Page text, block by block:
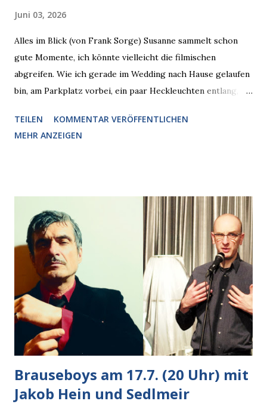
Juni 03, 2026
Alles im Blick (von Frank Sorge) Susanne sammelt schon
gute Momente, ich könnte vielleicht die filmischen
abgreifen. Wie ich gerade im Wedding nach Hause gelaufen
bin, am Parkplatz vorbei, ein paar Heckleuchten entlang, als
den Blick kam, mit verlockend frisch leuchtenden
Pizzastücken. Von links pirschte sich eine Krähe an das
Krähe und ihn an, er die Krähe und mich, wir lächelten
gleichzeitig amüsiert. “Vorsicht!”, sagte ich zu ihm, “im
Wedding muss man immer aufpassen!” “Mach ich!”,
bestätigte der freundliche Nachbar, "Hab alles im Blick!”
Wir fixierten die ertappte Krähe, die sich zurückzog.
Heute ging sie leer aus, Abspann, Ende. Die Brauseboys am
Donnerstag, 4.6. (20 Uhr) Mit Mareike Barmeyer , Jobinski
und Bjarne Haus der Sinne (Ystader St...
TEILEN
KOMMENTAR VERÖFFENTLICHEN
MEHR ANZEIGEN
Brauseboys am 17.7. (20 Uhr) mit
Jakob Hein und Sedlmeir